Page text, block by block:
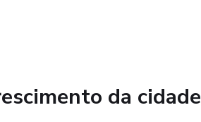
da cidade